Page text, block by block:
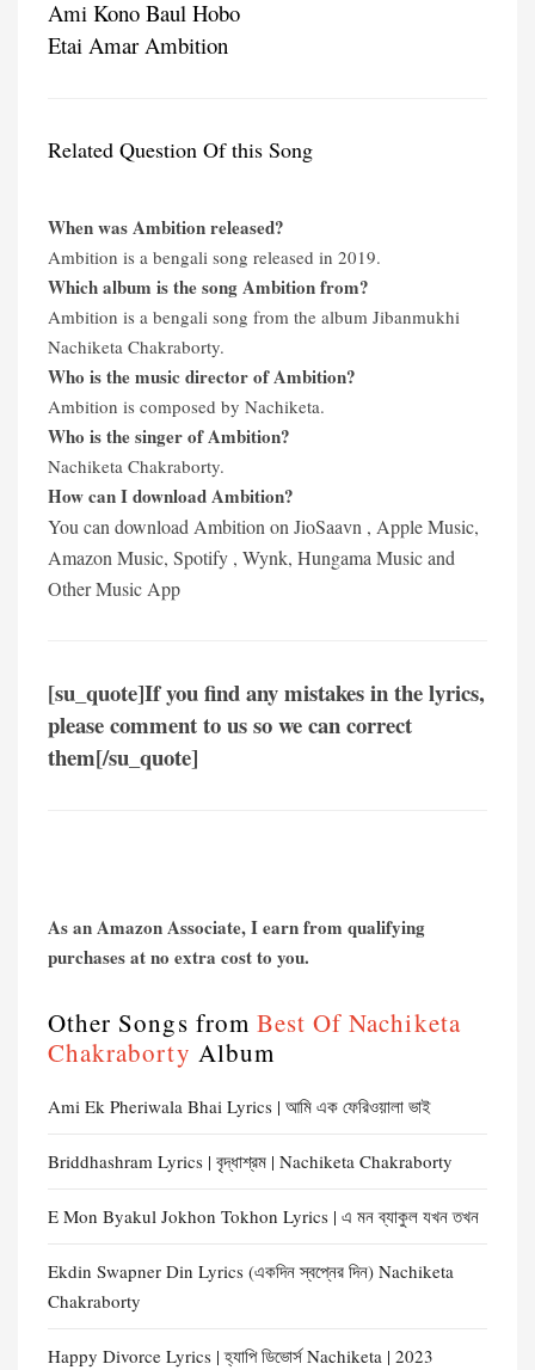
Ami Kono Baul Hobo
Etai Amar Ambition
Related Question Of this Song
When was Ambition released?
Ambition is a bengali song released in 2019.
Which album is the song Ambition from?
Ambition is a bengali song from the album Jibanmukhi
Nachiketa Chakraborty.
Who is the music director of Ambition?
Ambition is composed by Nachiketa.
Who is the singer of Ambition?
Nachiketa Chakraborty.
How can I download Ambition?
You can download Ambition on JioSaavn , Apple Music,
Amazon Music, Spotify , Wynk, Hungama Music and
Other Music App
[su_quote]If you find any mistakes in the lyrics,
please comment to us so we can correct
them[/su_quote]
As an Amazon Associate, I earn from qualifying
purchases at no extra cost to you.
Other Songs from Best Of Nachiketa
Chakraborty Album
Ami Ek Pheriwala Bhai Lyrics | আমি এক ফেরিওয়ালা ভাই
Briddhashram Lyrics | বৃদ্ধাশ্রম | Nachiketa Chakraborty
E Mon Byakul Jokhon Tokhon Lyrics | এ মন ব্যাকুল যখন তখন
Ekdin Swapner Din Lyrics (একদিন স্বপ্নের দিন) Nachiketa
Chakraborty
Happy Divorce Lyrics | হ্যাপি ডিভোর্স Nachiketa | 2023